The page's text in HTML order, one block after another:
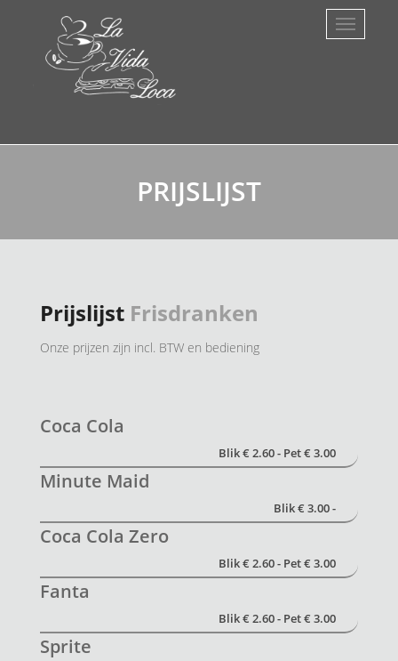
PRIJSLIJST
Prijslijst Frisdranken
Onze prijzen zijn incl. BTW en bediening
Coca Cola
Blik € 2.60 - Pet € 3.00
Minute Maid
Blik € 3.00 -
Coca Cola Zero
Blik € 2.60 - Pet € 3.00
Fanta
Blik € 2.60 - Pet € 3.00
Sprite